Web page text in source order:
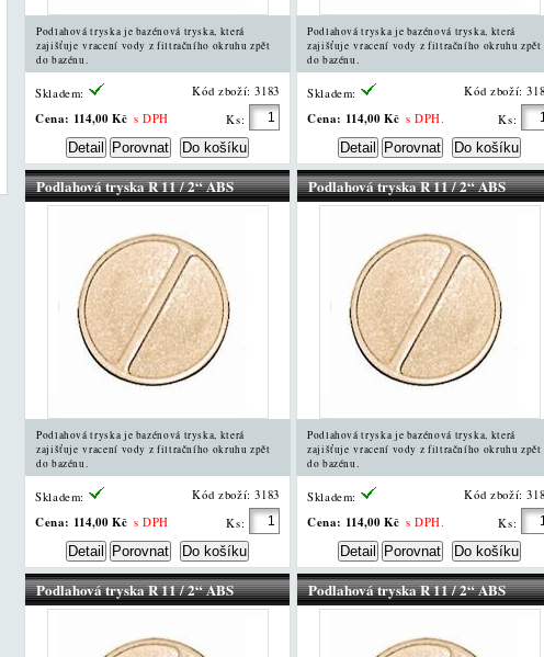
Podlahová tryska je bazénová tryska, která
zajišťuje vracení vody z filtračního okruhu zpět
do bazénu.
Podlahová tryska je bazénová tryska, která
zajišťuje vracení vody z filtračního okruhu zpět
do bazénu.
Skladem: Kód zboží: 3183
Cena: 114,00 Kč s DPH Ks:
Skladem: Kód zboží:
Cena: 114,00 Kč s DPH. Ks:
Podlahová tryska R 11 / 2“ ABS Podlahová tryska R 11 / 2“ ABS
Podlahová tryska je bazénová tryska, která
zajišťuje vracení vody z filtračního okruhu zpět
do bazénu.
Podlahová tryska je bazénová tryska, která
zajišťuje vracení vody z filtračního okruhu zpět
do bazénu.
Skladem: Kód zboží: 3183
Cena: 114,00 Kč s DPH Ks:
Skladem: Kód zboží:
Cena: 114,00 Kč s DPH. Ks:
Podlahová tryska R 11 / 2“ ABS Podlahová tryska R 11 / 2“ ABS